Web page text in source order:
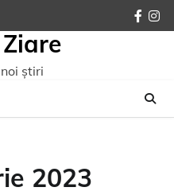
știri
2023